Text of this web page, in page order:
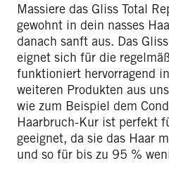
Massiere das Gliss Total
gewohnt in dein nasses
danach sanft aus. Das
eignet sich für die
funktioniert hervorragend
weiteren Produkten aus
wie zum Beispiel dem
Haarbruch-Kur ist perfekt
geeignet, da sie das Haar
und so für bis zu 95 %